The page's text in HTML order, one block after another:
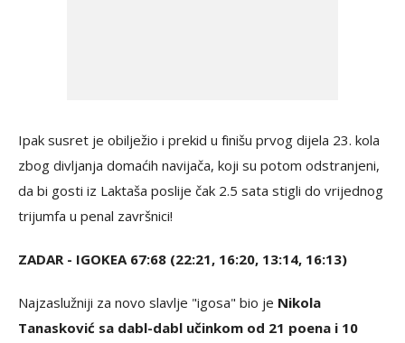
Ipak susret je obilježio i prekid u finišu prvog dijela 23. kola
zbog divljanja domaćih navijača, koji su potom odstranjeni,
da bi gosti iz Laktaša poslije čak 2.5 sata stigli do vrijednog
trijumfa u penal završnici!
ZADAR - IGOKEA 67:68 (22:21, 16:20, 13:14, 16:13)
Najzaslužniji za novo slavlje "igosa" bio je Nikola
Tanasković sa dabl-dabl učinkom od 21 poena i 10